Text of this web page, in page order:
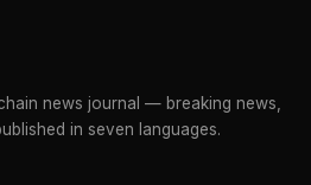
news journal — breaking news,
in seven languages.